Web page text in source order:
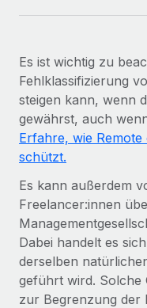
Es ist wichtig zu
Fehlklassifizierung
steigen kann, wenn
gewährst, auch
Erfahre, wie
schützt.
Es kann außerdem
Freelancer:innen
Dabei handelt es
derselben
geführt wird. Solche
zur Begrenzung der